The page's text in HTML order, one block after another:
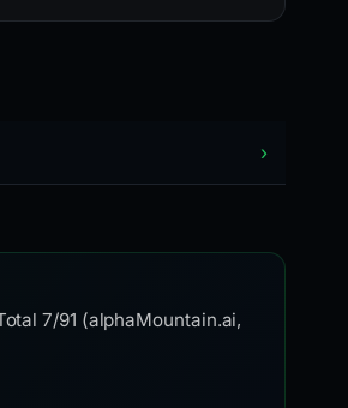
7/91 (alphaMountain.ai,